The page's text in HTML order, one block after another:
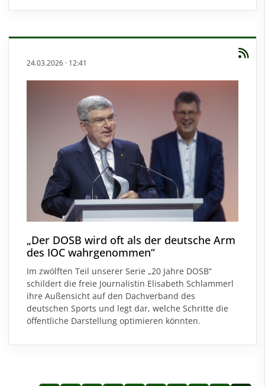
24.03.2026 · 12:41
„Der DOSB wird oft als der deutsche Arm
des IOC wahrgenommen“
Im zwölften Teil unserer Serie „20 Jahre DOSB“
schildert die freie Journalistin Elisabeth Schlammerl
ihre Außensicht auf den Dachverband des
deutschen Sports und legt dar, welche Schritte die
öffentliche Darstellung optimieren könnten.